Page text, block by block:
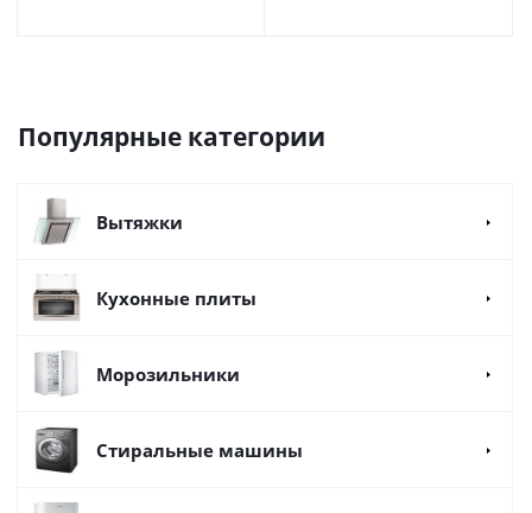
Популярные категории
Вытяжки
Кухонные плиты
Морозильники
Стиральные машины